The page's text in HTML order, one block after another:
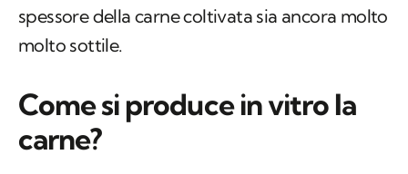
spessore della carne coltivata sia ancora molto
molto sottile.
Come si produce in vitro la
carne?